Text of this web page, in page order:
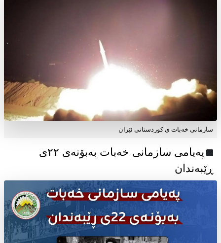
سازمانی خەبات ی کوردستانی ئێران
پەیامی سازمانی خەبات بەبۆنەی ۲۲ی
ڕێبەندان